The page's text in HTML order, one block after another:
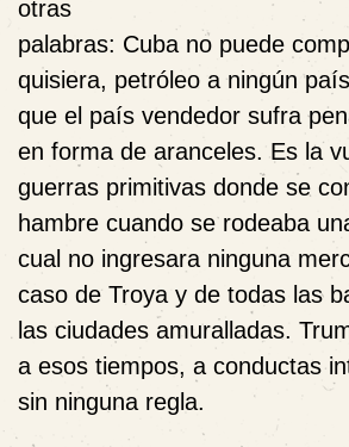
otras
palabras: Cuba no puede
quisiera, petróleo a ningún
que el país vendedor sufra
en forma de aranceles. Es la
guerras primitivas donde se
hambre cuando se rodeaba
cual no ingresara ninguna
caso de Troya y de todas las
las ciudades amuralladas.
a esos tiempos, a conductas
sin ninguna regla.